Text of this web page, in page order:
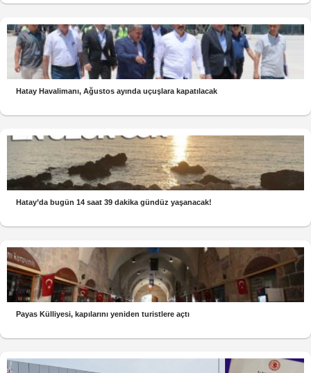
Hatay Havalimanı, Ağustos ayında uçuşlara kapatılacak
Hatay’da bugün 14 saat 39 dakika gündüz yaşanacak!
Payas Külliyesi, kapılarını yeniden turistlere açtı